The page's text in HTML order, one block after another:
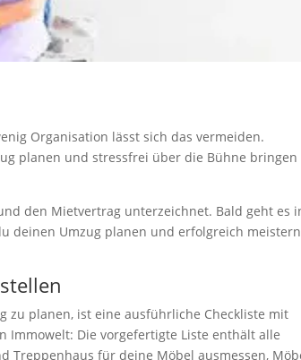
Organisation lässt sich das vermeiden.
planen und stressfrei über die Bühne bringen
den Mietvertrag unterzeichnet. Bald geht es
deinen Umzug planen und erfolgreich meistern
zu planen, ist eine ausführliche Checkliste mit
Immowelt: Die vorgefertigte Liste enthält alle
Treppenhaus für deine Möbel ausmessen,